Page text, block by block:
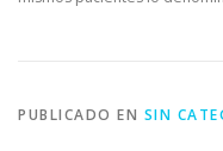
PUBLICADO EN SIN